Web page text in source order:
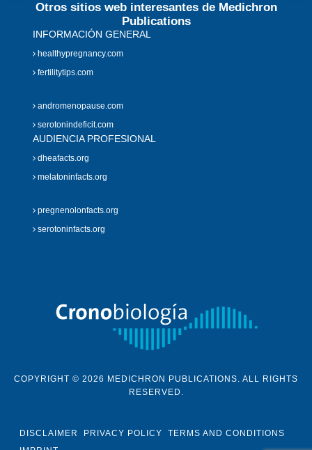
Otros sitios web interesantes de Medichron
Publications
INFORMACIÓN GENERAL
healthypregnancy.com
fertilitytips.com
andromenopause.com
serotonindeficit.com
AUDIENCIA PROFESIONAL
dheafacts.org
melatoninfacts.org
pregnenolonfacts.org
serotoninfacts.org
COPYRIGHT © 2026 MEDICHRON PUBLICATIONS. ALL RIGHTS
RESERVED.
DISCLAIMER PRIVACY POLICY
TERMS AND CONDITIONS